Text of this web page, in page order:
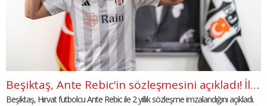
Beşiktaş, Ante Rebic'in sözleşmesini açıkladı! İlk sözleri...
Beşiktaş, Hırvat futbolcu Ante Rebic ile 2 yıllık sözleşme imzalandığını açıkladı.